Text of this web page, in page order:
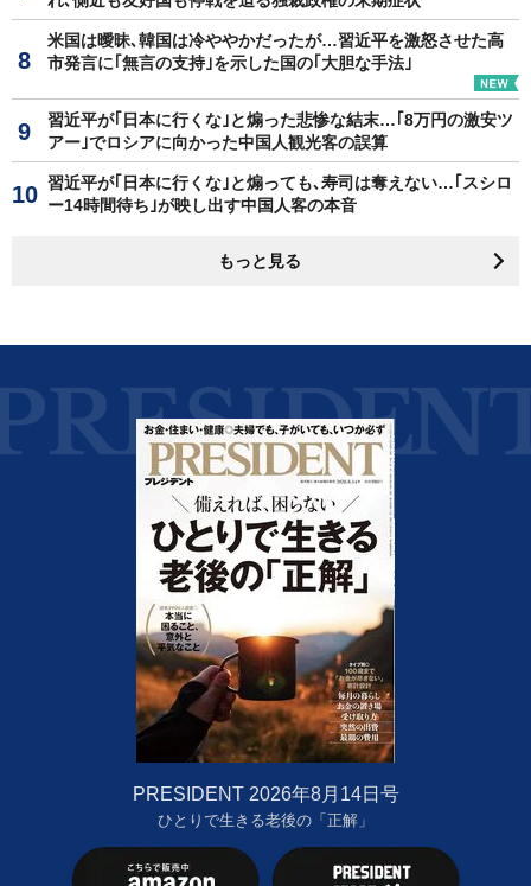
米国は曖昧､韓国は冷ややかだったが…習近平を激怒させた高
市発言に｢無言の支持｣を示した国の｢大胆な手法｣
習近平が｢日本に行くな｣と煽った悲惨な結末…｢8万円の激安ツ
アー｣でロシアに向かった中国人観光客の誤算
習近平が｢日本に行くな｣と煽っても､寿司は奪えない…｢スシロ
ー14時間待ち｣が映し出す中国人客の本音
もっと見る
PRESIDENT 2026年8月14日号
ひとりで生きる老後の「正解」